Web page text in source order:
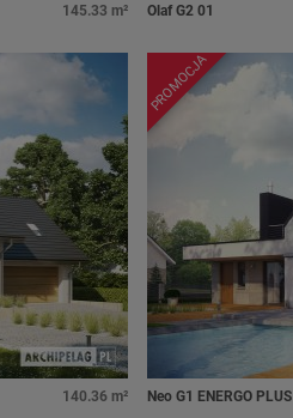
145.33 m² Olaf G2 01
140.36 m²
PROMOCJA
Neo G1 ENERGO PLUS